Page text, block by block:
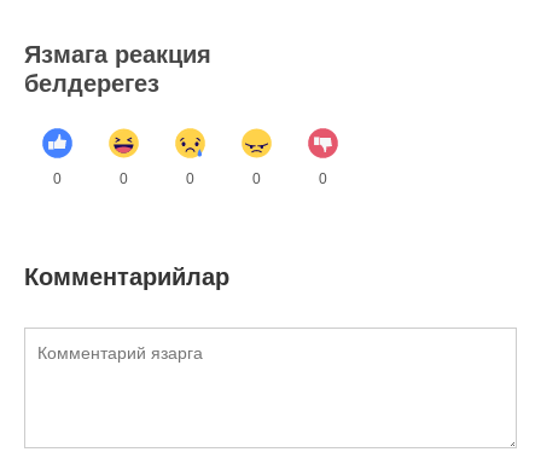
Язмага реакция
белдерегез
0 0 0 0 0
Комментарийлар